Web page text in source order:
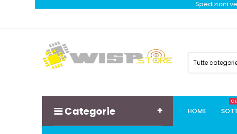
Spedizioni
Tutte
Categorie HOME